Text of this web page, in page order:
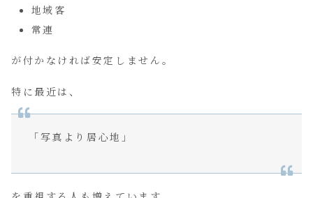
地域客
常連
が付かなければ安定しません。
特に最近は、
「写真より居心地」